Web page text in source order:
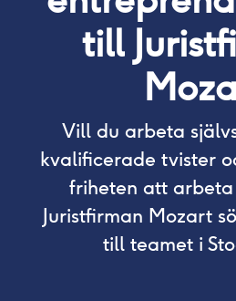
till
Vill du arbeta
kvalificerade tvister
friheten att arbeta
Juristfirman Mozart
till teamet i